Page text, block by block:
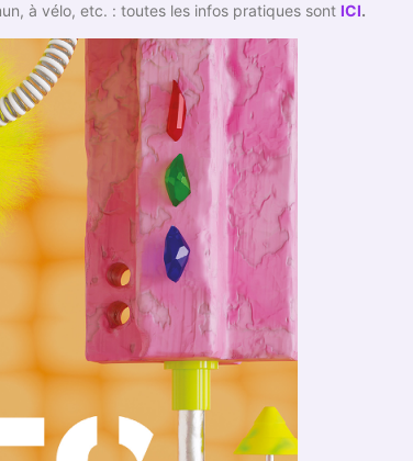
à vélo, etc. : toutes les infos pratiques sont ICI.